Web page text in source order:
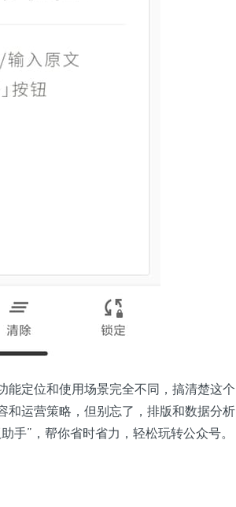
能定位和使用场景完全不同，搞清楚这个
和运营策略，但别忘了，排版和数据分析
手”，帮你省时省力，轻松玩转公众号。